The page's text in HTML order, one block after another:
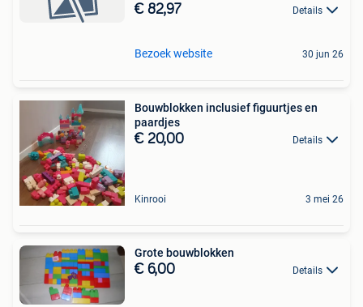
€ 82,97 Details
Bezoek website 30 jun 26
Bouwblokken inclusief figuurtjes en
paardjes
€ 20,00 Details
Kinrooi 3 mei 26
Grote bouwblokken
€ 6,00 Details